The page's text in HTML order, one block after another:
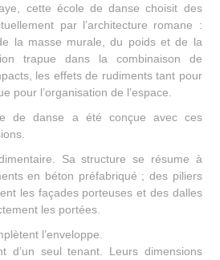
cette école de danse choisit des
par l’architecture romane :
la masse murale, du poids et de la
trapue dans la combinaison de
les effets de rudiments tant pour
pour l’organisation de l’espace.
de danse a été conçue avec ces
Sa structure se résume à
en béton préfabriqué ; des piliers
les façades porteuses et des dalles
les portées.
l’enveloppe.
d’un seul tenant. Leurs dimensions